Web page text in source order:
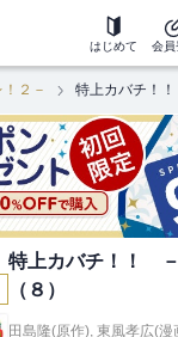
はじめて 会員
２－ 特上カバチ！
特上カバチ！！
（８）
田島隆(原作), 東風孝広(漫